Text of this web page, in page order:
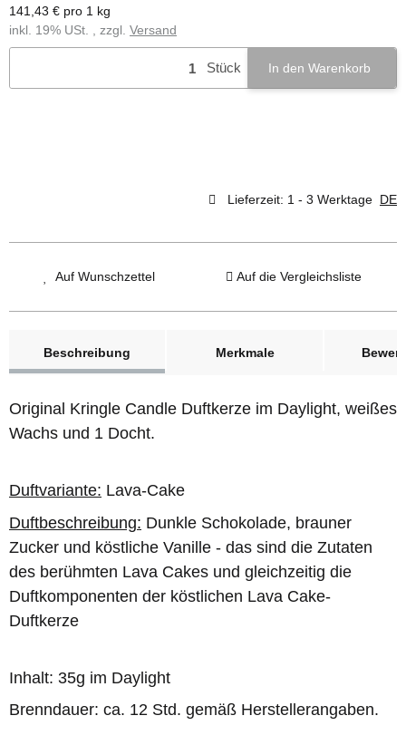
141,43 € pro 1 kg
inkl. 19% USt. , zzgl. Versand
Stück In den Warenkorb
Lieferzeit: 1 - 3 Werktage DE
Auf Wunschzettel Auf die Vergleichsliste
Beschreibung
Merkmale
Original Kringle Candle Duftkerze im Daylight, weißes
Wachs und 1 Docht.
Duftvariante: Lava-Cake
Duftbeschreibung: Dunkle Schokolade, brauner
Zucker und köstliche Vanille - das sind die Zutaten
des berühmten Lava Cakes und gleichzeitig die
Duftkomponenten der köstlichen Lava Cake-
Duftkerze
Inhalt: 35g im Daylight
Brenndauer: ca. 12 Std. gemäß Herstellerangaben.